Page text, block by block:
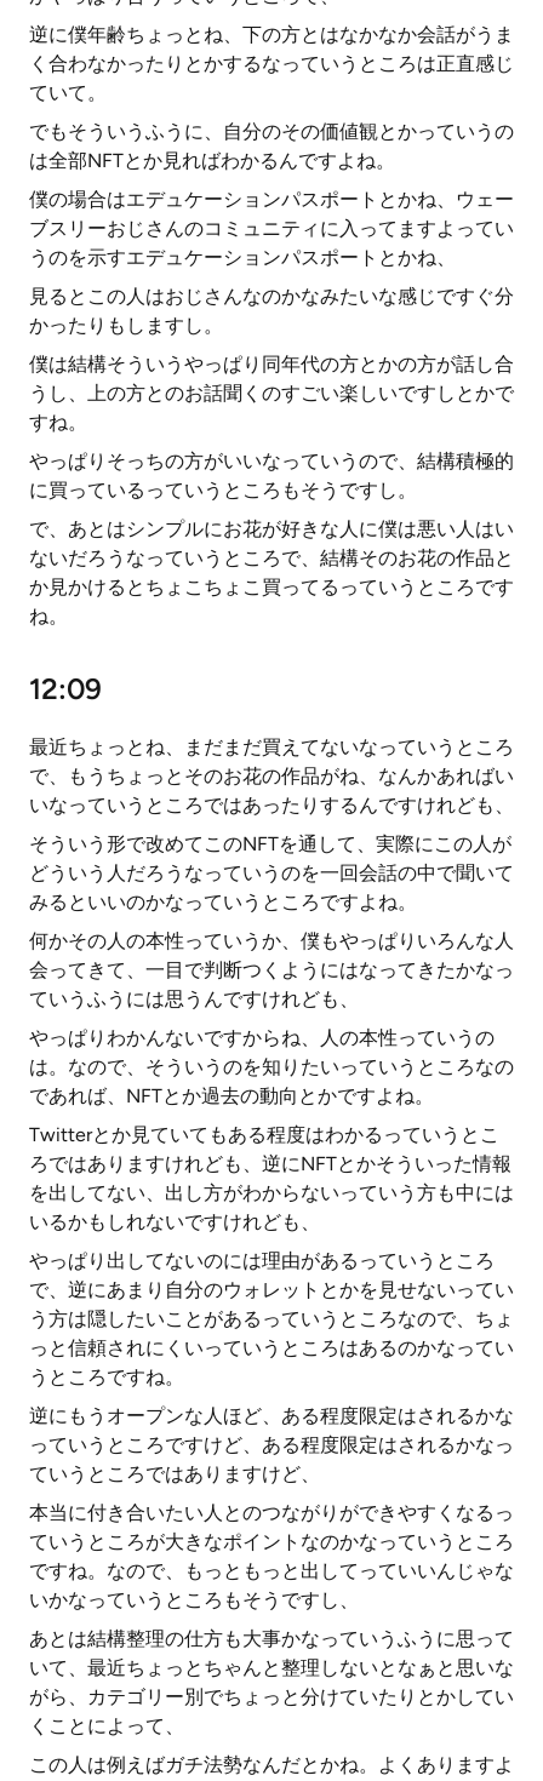
逆に僕年齢ちょっとね、下の方とはなかなか会話がうま
く合わなかったりとかするなっていうところは正直感じ
ていて。
でもそういうふうに、自分のその価値観とかっていうの
は全部NFTとか見ればわかるんですよね。
僕の場合はエデュケーションパスポートとかね、ウェー
ブスリーおじさんのコミュニティに入ってますよってい
うのを示すエデュケーションパスポートとかね、
見るとこの人はおじさんなのかなみたいな感じですぐ分
かったりもしますし。
僕は結構そういうやっぱり同年代の方とかの方が話し合
うし、上の方とのお話聞くのすごい楽しいですしとかで
すね。
やっぱりそっちの方がいいなっていうので、結構積極的
に買っているっていうところもそうですし。
で、あとはシンプルにお花が好きな人に僕は悪い人はい
ないだろうなっていうところで、結構そのお花の作品と
か見かけるとちょこちょこ買ってるっていうところです
ね。
12:09
最近ちょっとね、まだまだ買えてないなっていうところ
で、もうちょっとそのお花の作品がね、なんかあればい
いなっていうところではあったりするんですけれども、
そういう形で改めてこのNFTを通して、実際にこの人が
どういう人だろうなっていうのを一回会話の中で聞いて
みるといいのかなっていうところですよね。
何かその人の本性っていうか、僕もやっぱりいろんな人
会ってきて、一目で判断つくようにはなってきたかなっ
ていうふうには思うんですけれども、
やっぱりわかんないですからね、人の本性っていうの
は。なので、そういうのを知りたいっていうところなの
であれば、NFTとか過去の動向とかですよね。
Twitterとか見ていてもある程度はわかるっていうとこ
ろではありますけれども、逆にNFTとかそういった情報
を出してない、出し方がわからないっていう方も中には
いるかもしれないですけれども、
やっぱり出してないのには理由があるっていうところ
で、逆にあまり自分のウォレットとかを見せないってい
う方は隠したいことがあるっていうところなので、ちょ
っと信頼されにくいっていうところはあるのかなってい
うところですね。
逆にもうオープンな人ほど、ある程度限定はされるかな
っていうところですけど、ある程度限定はされるかなっ
ていうところではありますけど、
本当に付き合いたい人とのつながりができやすくなるっ
ていうところが大きなポイントなのかなっていうところ
ですね。なので、もっともっと出してっていいんじゃな
いかなっていうところもそうですし、
あとは結構整理の仕方も大事かなっていうふうに思って
いて、最近ちょっとちゃんと整理しないとなぁと思いな
がら、カテゴリー別でちょっと分けていたりとかしてい
くことによって、
この人は例えばガチ法勢なんだとかね。よくありますよ